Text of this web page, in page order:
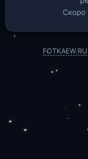
Скоро
FOTKAEW.RU